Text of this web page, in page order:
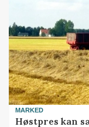
MARKED
Høstpres kan